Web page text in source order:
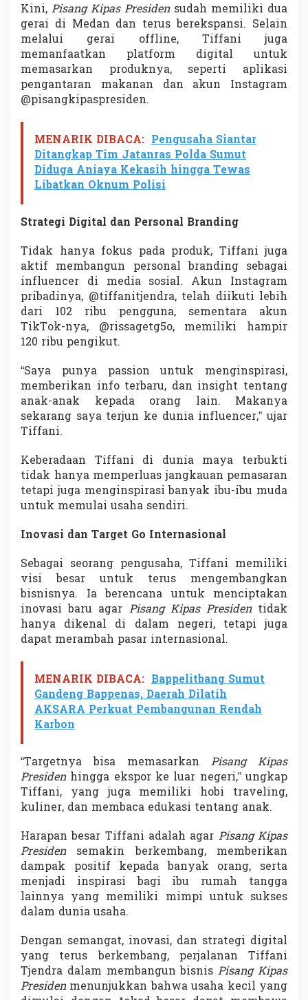
B
i
d
i
k
P
a
o
n
a
l
Kini, Pisang Kipas Presidensudah memiliki dua
gerai di Medan dan terus berekspansi. Selain
melalui gerai offline, Tiffani juga
memanfaatkan platform digital untuk
memasarkan produknya, seperti aplikasi
pengantaran makanan dan akun Instagram
@pisangkipaspresiden.
MENARIK DIBACA: Pengusaha Siantar
Ditangkap Tim Jatanras Polda Sumut
Diduga Aniaya Kekasih hingga Tewas
Libatkan Oknum Polisi
Strategi Digital dan Personal Branding
Tidak hanya fokus pada produk, Tiffani juga
aktif membangun personal branding sebagai
influencer di media sosial. Akun Instagram
pribadinya, @tiffanitjendra, telah diikuti lebih
dari 102 ribu pengguna, sementara akun
TikTok-nya, @rissagetg5o, memiliki hampir
120 ribu pengikut.
“Saya punya passion untuk menginspirasi,
memberikan info terbaru, dan insight tentang
anak-anak kepada orang lain. Makanya
sekarang saya terjun ke dunia influencer,” ujar
Tiffani.
Keberadaan Tiffani di dunia maya terbukti
tidak hanya memperluas jangkauan pemasaran
tetapi juga menginspirasi banyak ibu-ibu muda
untuk memulai usaha sendiri.
Inovasi dan Target Go Internasional
Sebagai seorang pengusaha, Tiffani memiliki
visi besar untuk terus mengembangkan
bisnisnya. Ia berencana untuk menciptakan
inovasi baru agar Pisang Kipas Presidentidak
hanya dikenal di dalam negeri, tetapi juga
dapat merambah pasar internasional.
MENARIK DIBACA: Bappelitbang Sumut
Gandeng Bappenas, Daerah Dilatih
AKSARA Perkuat Pembangunan Rendah
Karbon
“Targetnya bisa memasarkan Pisang Kipas
Presidenhingga ekspor ke luar negeri,” ungkap
Tiffani, yang juga memiliki hobi traveling,
kuliner, dan membaca edukasi tentang anak.
Harapan besar Tiffani adalah agar Pisang Kipas
Presidensemakin berkembang, memberikan
dampak positif kepada banyak orang, serta
menjadi inspirasi bagi ibu rumah tangga
lainnya yang memiliki mimpi untuk sukses
dalam dunia usaha.
Dengan semangat, inovasi, dan strategi digital
yang terus berkembang, perjalanan Tiffani
Tjendra dalam membangun bisnisPisang Kipas
Presidenmenunjukkan bahwa usaha kecil yang